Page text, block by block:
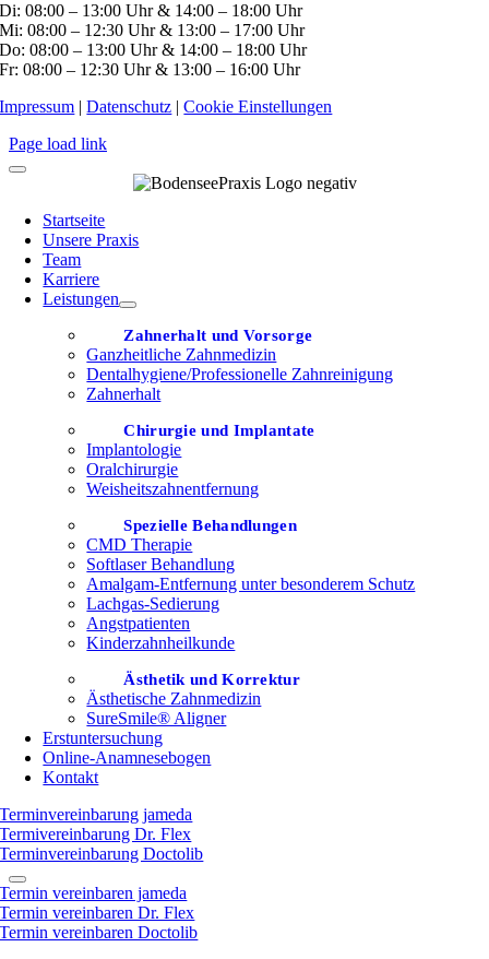
Di: 08:00 – 13:00 Uhr & 14:00 – 18:00 Uhr
Mi: 08:00 – 12:30 Uhr & 13:00 – 17:00 Uhr
Do: 08:00 – 13:00 Uhr & 14:00 – 18:00 Uhr
Fr: 08:00 – 12:30 Uhr & 13:00 – 16:00 Uhr
Impressum |Datenschutz |Cookie Einstellungen
Page load link
Startseite
Unsere Praxis
Team
Karriere
Leistungen
Zahnerhalt und Vorsorge
Ganzheitliche Zahnmedizin
Dentalhygiene/Professionelle Zahnreinigung
Zahnerhalt
Chirurgie und Implantate
Implantologie
Oralchirurgie
Weisheitszahnentfernung
Spezielle Behandlungen
CMD Therapie
Softlaser Behandlung
Amalgam-Entfernung unter besonderem Schutz
Lachgas-Sedierung
Angstpatienten
Kinderzahnheilkunde
Ästhetik und Korrektur
Ästhetische Zahnmedizin
SureSmile® Aligner
Erstuntersuchung
Online-Anamnesebogen
Kontakt
Terminvereinbarung jameda
Termivereinbarung Dr. Flex
Terminvereinbarung Doctolib
Termin vereinbaren jameda
Termin vereinbaren Dr. Flex
Termin vereinbaren Doctolib